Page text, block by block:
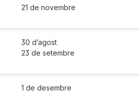
21 de novembre
30 d’agost
23 de setembre
1 de desembre